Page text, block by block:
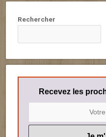
Rechercher
Recevez les